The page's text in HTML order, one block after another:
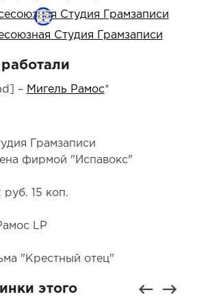
Студия Грамзаписи
Студия Грамзаписи
– Мигель Рамос*
Грамзаписи
фирмой "Испавокс"
15 коп.
LP
"Крестный отец"
этого